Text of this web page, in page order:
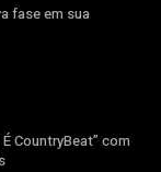
fase em sua
CountryBeat” com